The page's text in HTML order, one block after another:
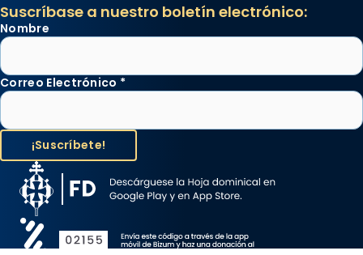
Suscríbase a nuestro boletín electrónico:
Nombre
Correo Electrónico *